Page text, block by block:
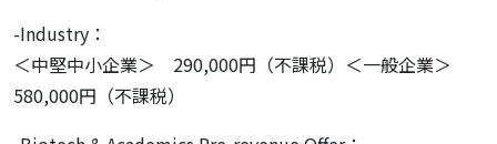
-Industry：
＜中堅中小企業＞ 290,000円（不課税）＜一般企業＞
580,000円（不課税）